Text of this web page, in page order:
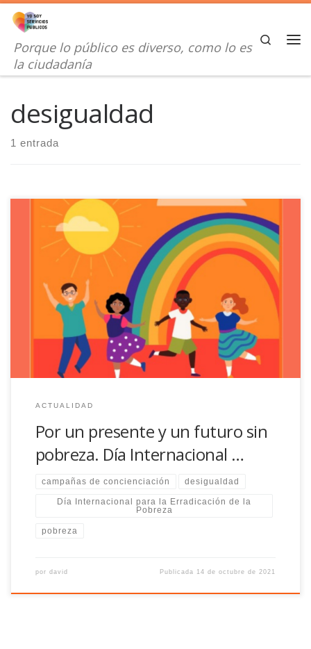
Saltar al contenido
Porque lo público es diverso, como lo es
la ciudadanía
Search
desigualdad
1 entrada
El proyecto de AULA INTERCULTURAL de UGT Servicios Públicos
trabaja para erradicar la pobreza y acortar las brechas de
desigualdad existentes en nuestras aulas.
ACTUALIDAD
Por un presente y un futuro sin
pobreza. Día Internacional …
campañas de concienciación desigualdad
Día Internacional para la Erradicación de la
Pobreza
pobreza
por david Publicada 14 de octubre de 2021